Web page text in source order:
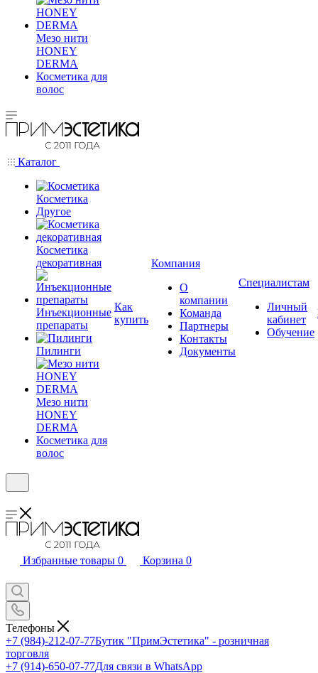
Мезо нити
HONEY
DERMA
Косметика для
волос
Каталог
Косметика
Другое
Косметика
декоративная
Инъекционные
препараты
Пилинги
Мезо нити
HONEY
DERMA
Косметика для
волос
Как
купить
Компания
О
компании
Команда
Партнеры
Контакты
Документы
Специалистам
Личный
кабинет
Обучение
Избранные товары 0 Корзина 0
Телефоны
+7 (984)-212-07-77Бутик "ПримЭстетика" - розничная
торговля
+7 (914)-650-07-77Для связи в WhatsApp